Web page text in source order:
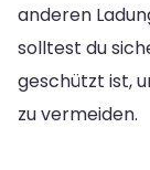
anderen
solltest du
geschützt ist,
zu vermeiden.